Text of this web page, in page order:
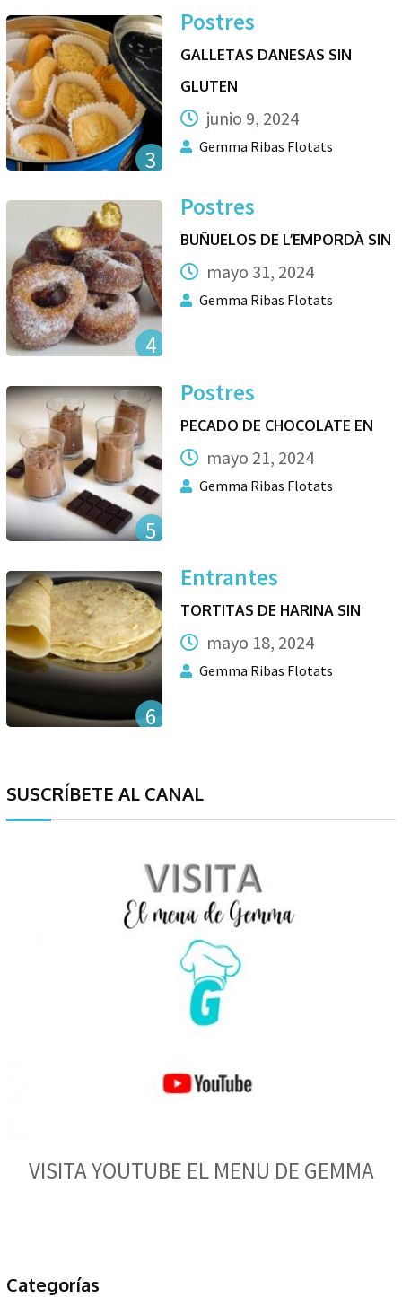
3
Postres
GALLETAS DANESAS SIN
GLUTEN
junio 9, 2024
Gemma Ribas Flotats
4
Postres
BUÑUELOS DE L’EMPORDÀ SIN
mayo 31, 2024
Gemma Ribas Flotats
5
Postres
PECADO DE CHOCOLATE EN
mayo 21, 2024
Gemma Ribas Flotats
6
Entrantes
TORTITAS DE HARINA SIN
mayo 18, 2024
Gemma Ribas Flotats
SUSCRÍBETE AL CANAL
VISITA YOUTUBE EL MENU DE GEMMA
Categorías